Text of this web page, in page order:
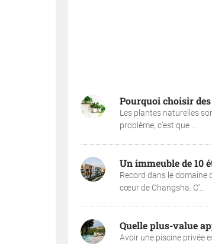
Pourquoi choisir
Les plantes naturelles
problème, c’est que ...
Un immeuble de 10
Record dans le domaine
cœur de Changsha. C’...
Quelle plus-value
Avoir une piscine privée